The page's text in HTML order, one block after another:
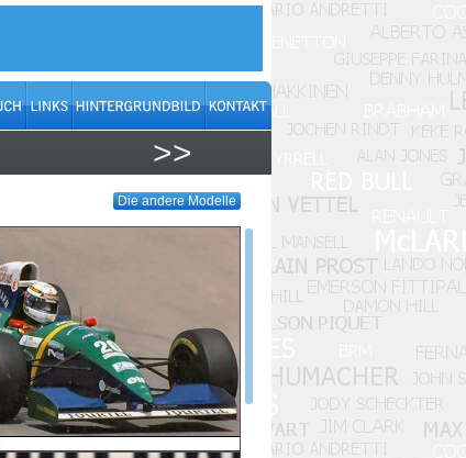
>>
Die andere Modelle